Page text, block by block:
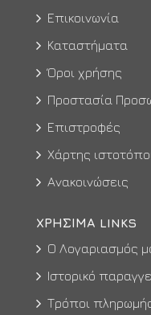
Επικοινωνία
Καταστήματα
Όροι χρήσης
Προστασία
Επιστροφές
Χάρτης
Ανακοινώσεις
ΧΡΉΣΙΜΑ LINKS
Ο Λογαριασμός
Ιστορικό
Τρόποι